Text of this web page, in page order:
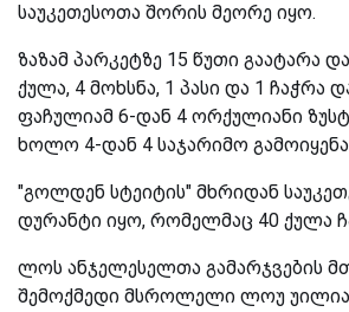
საუკეთესოთა შორის მეორე იყო.
ზაზამ პარკეტზე 15 წუთი გაატარა
ქულა, 4 მოხსნა, 1 პასი და 1 ჩაჭრა
ფაჩულიამ 6-დან 4 ორქულიანი
ხოლო 4-დან 4 საჯარიმო
"გოლდენ სტეიტის" მხრიდან
დურანტი იყო, რომელმაც 40 ქულა
ლოს ანჯელესელთა გამარჯვების
შემოქმედი მსროლელი ლოუ